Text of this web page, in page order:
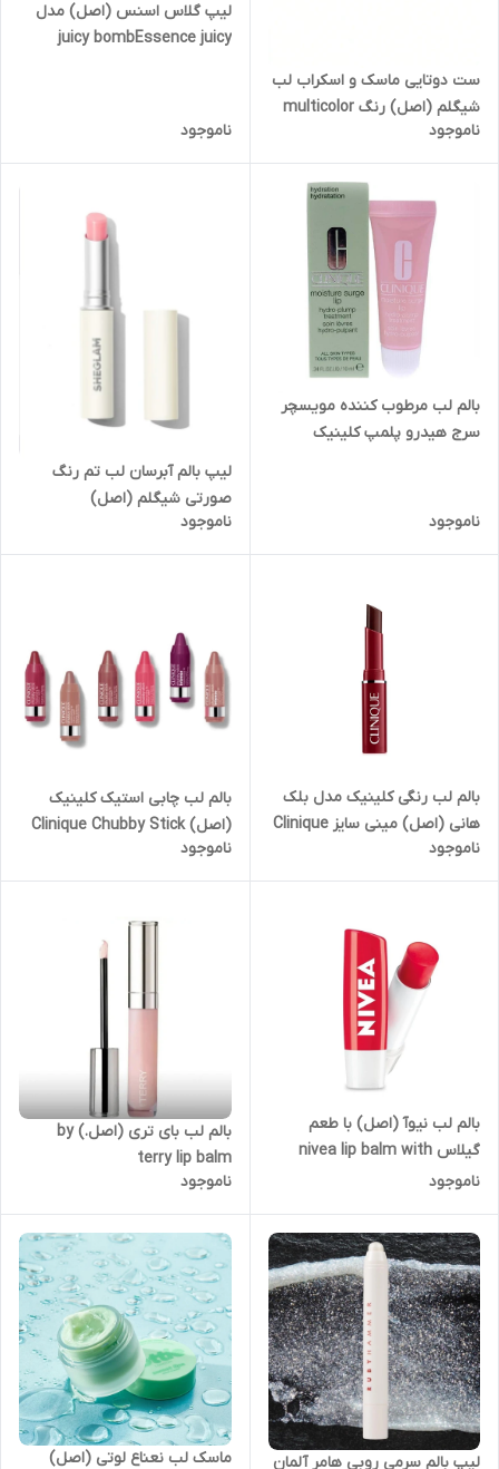
ست دوتایی ماسک و اسکراب لب
شیگلم (اصل) رنگ multicolor
مدل Sheglam Lip Service
Scrub Set
ناموجود
لیپ گلاس اسنس (اصل) مدل
juicy bombEssence juicy
ناموجود
بالم لب مرطوب کننده مویسچر
سرج هیدرو پلمپ کلینیک
Plump Treatment
ناموجود
لیپ بالم آبرسان لب تم رنگ
صورتی شیگلم (اصل)
NOURISHING Brightener
Natural lip balm Sheglam
ناموجود
بالم لب رنگی کلینیک مدل بلک
هانی (اصل) مینی سایز Clinique
Almost Lipstick Black Honey
Mini
ناموجود
بالم لب چابی استیک کلینیک
(اصل) Clinique Chubby Stick
Moisturizing Lip Colour Balm
ناموجود
بالم لب نیوآ (اصل) با طعم
گیلاس nivea lip balm with
cherry extract
ناموجود
بالم لب بای تری (اصل.) by
terry lip balm
ناموجود
لیپ بالم سرمی روبی هامر آلمان ماسک لب نعناع لوتی (اصل)